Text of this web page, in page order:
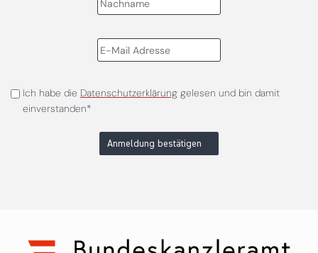
Ich habe die Datenschutzerklärunggelesen und bin damit
einverstanden*
Anmeldung bestätigen